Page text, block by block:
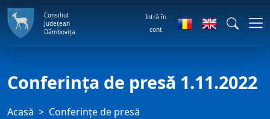
Consiliul
Județean
Dâmbovița
Intră în
cont
Conferința de presă 1.11.2022
Acasă
Conferințe de presă